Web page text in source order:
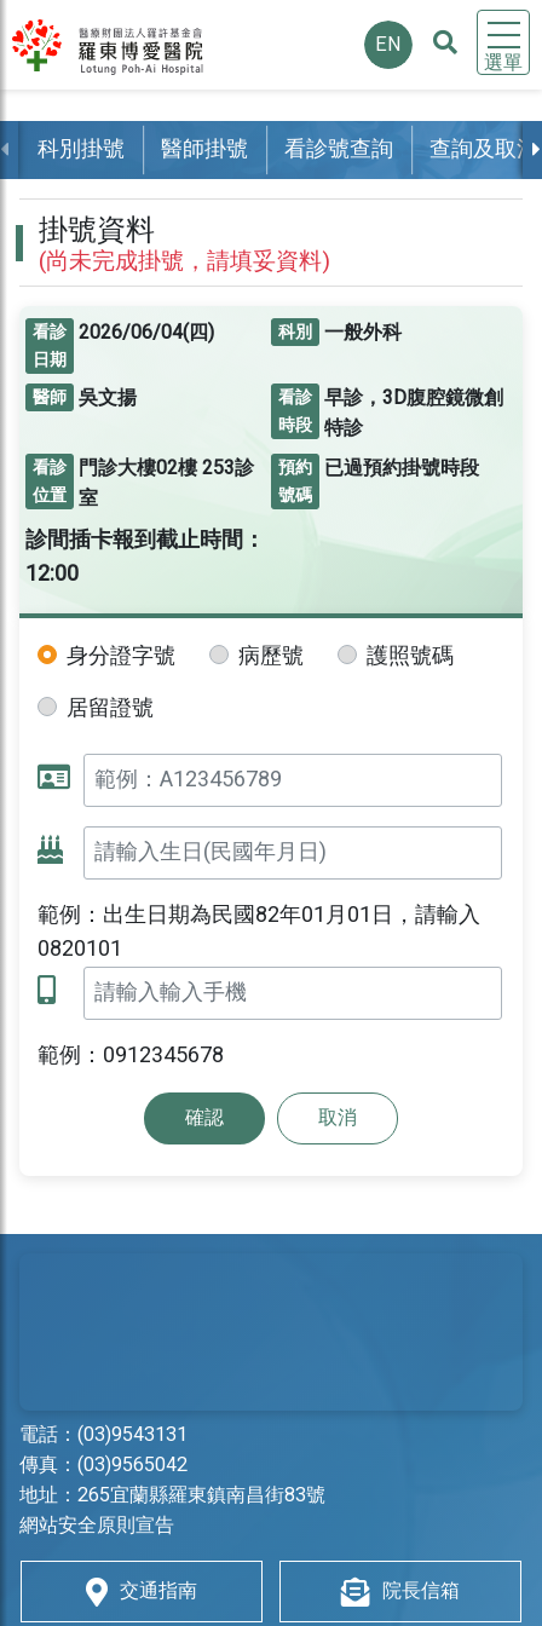
選單
EN
科別掛號 醫師掛號 看診號查詢 查詢及取消
掛號資料
(尚未完成掛號，請填妥資料)
看診
日期
2026/06/04(四) 科別 一般外科
醫師 吳文揚
看診
時段
早診，3D腹腔鏡微創
特診
看診
位置
門診大樓02樓253診
室
預約
號碼
已過預約掛號時段
診間插卡報到截止時間：
12:00
身分證字號 病歷號
護照號碼
居留證號
範例：出生日期為民國82年01月01日，請輸入
0820101
範例：0912345678
確認 取消
電話： (03)9543131
傳真：(03)9565042
地址： 265宜蘭縣羅東鎮南昌街83號
網站安全原則宣告
交通指南 院長信箱